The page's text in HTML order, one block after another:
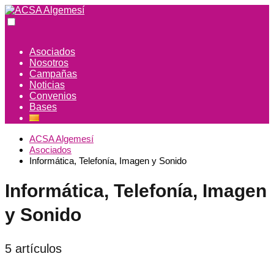
Asociados
Nosotros
Campañas
Noticias
Convenios
Bases
ACSA Algemesí
Asociados
Informática, Telefonía, Imagen y Sonido
Informática, Telefonía, Imagen
y Sonido
5 artículos